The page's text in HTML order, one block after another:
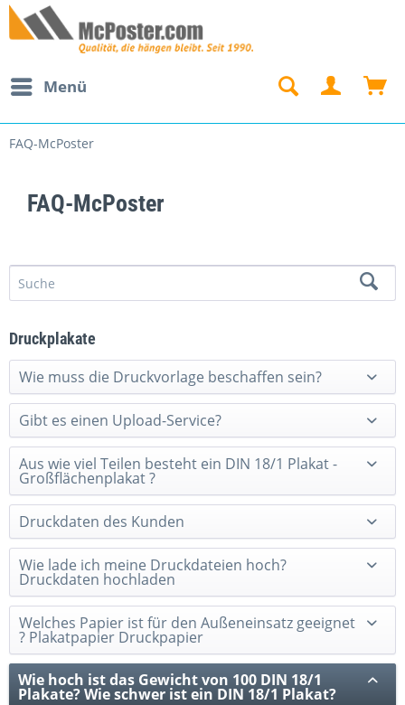
Menü
FAQ-McPoster
FAQ-McPoster
Druckplakate
Wie muss die Druckvorlage beschaffen sein?
Gibt es einen Upload-Service?
Aus wie viel Teilen besteht ein DIN 18/1 Plakat -
Großflächenplakat ?
Druckdaten des Kunden
Wie lade ich meine Druckdateien hoch?
Druckdaten hochladen
Welches Papier ist für den Außeneinsatz geeignet
? Plakatpapier Druckpapier
Wie hoch ist das Gewicht von 100 DIN 18/1
Plakate? Wie schwer ist ein DIN 18/1 Plakat?